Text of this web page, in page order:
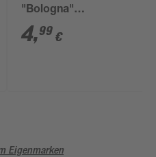
"Bologna"
Polypropylen 65 x 28
cm beige
4,99 €
Eigenmarken